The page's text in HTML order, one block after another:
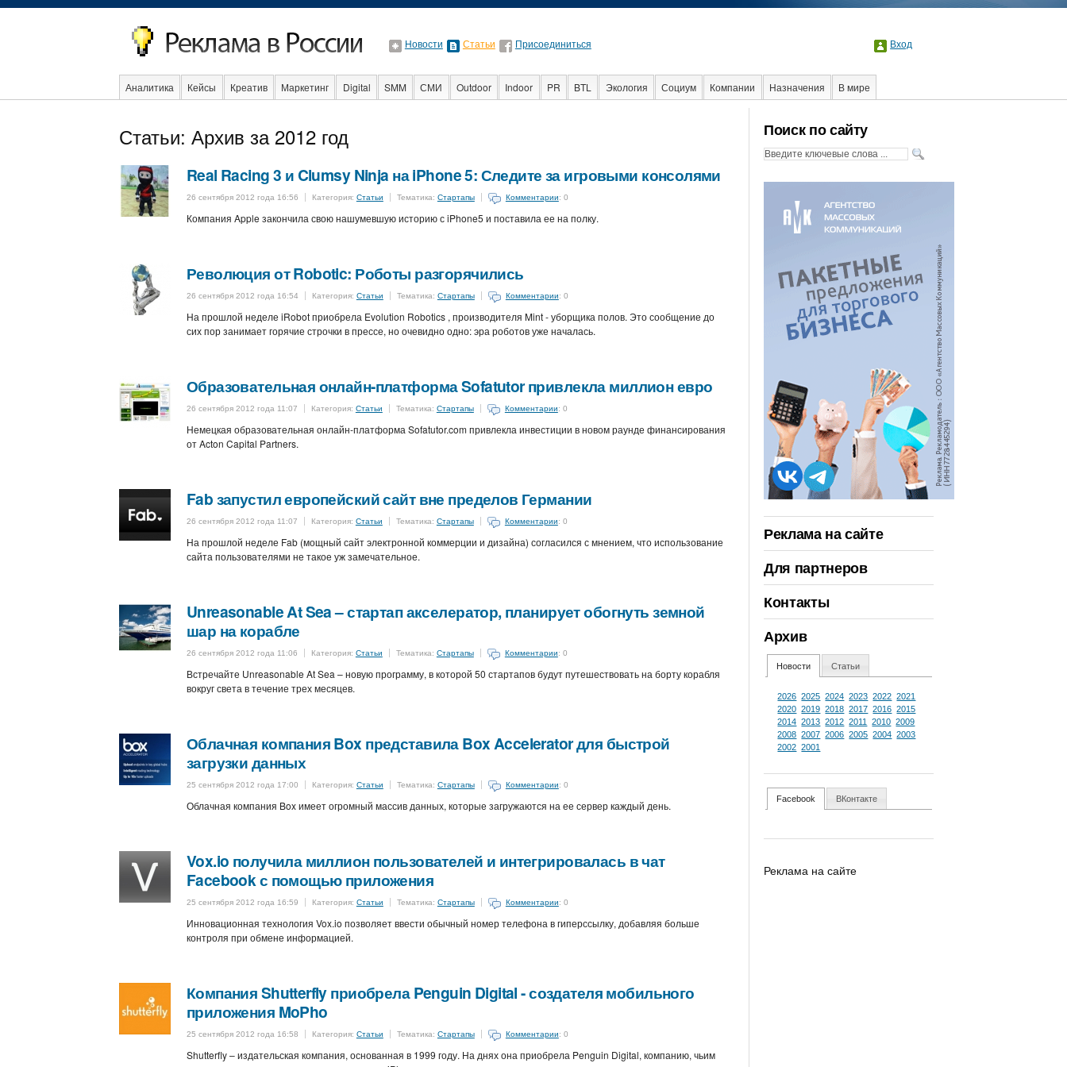
Новости Статьи Присоединиться Вход
Аналитика Кейсы Креатив Маркетинг Digital SMM СМИ Outdoor Indoor PR BTL Экология Социум Компании Назначения
В мире
Поиск по сайту
Реклама на сайте
Для партнеров
Контакты
Архив
Новости Статьи
2026 2025 2024 2023 2022 2021
2020 2019 2018 2017 2016 2015
2014 2013 2012 2011 2010 2009
2008 2007 2006 2005 2004 2003
2002 2001
Facebook ВКонтакте
Реклама на сайте
Статьи: Архив за 2012 год
Real Racing 3 и Clumsy Ninja на iPhone 5: Следите за игровыми консолями
26 сентября 2012 года 16:56 Категория: Статьи Тематика: Стартапы Комментарии: 0
Компания Apple закончила свою нашумевшую историю с iPhone5 и поставила ее на полку.
Революция от Robotic: Роботы разгорячились
26 сентября 2012 года 16:54 Категория: Статьи Тематика: Стартапы Комментарии: 0
На прошлой неделе iRobot приобрела Evolution Robotics , производителя Mint - уборщика полов. Это сообщение до
сих пор занимает горячие строчки в прессе, но очевидно одно: эра роботов уже началась.
Образовательная онлайн-платформа Sofatutor привлекла миллион евро
26 сентября 2012 года 11:07 Категория: Статьи Тематика: Стартапы Комментарии: 0
Немецкая образовательная онлайн-платформа Sofatutor.com привлекла инвестиции в новом раунде финансирования
от Acton Capital Partners.
Fab запустил европейский сайт вне пределов Германии
26 сентября 2012 года 11:07 Категория: Статьи Тематика: Стартапы Комментарии: 0
На прошлой неделе Fab (мощный сайт электронной коммерции и дизайна) согласился с мнением, что использование
сайта пользователями не такое уж замечательное.
Unreasonable At Sea – стартап акселератор, планирует обогнуть земной
шар на корабле
26 сентября 2012 года 11:06 Категория: Статьи Тематика: Стартапы Комментарии: 0
Встречайте Unreasonable At Sea – новую программу, в которой 50 стартапов будут путешествовать на борту корабля
вокруг света в течение трех месяцев.
Облачная компания Box представила Box Accelerator для быстрой
загрузки данных
25 сентября 2012 года 17:00 Категория: Статьи Тематика: Стартапы Комментарии: 0
Облачная компания Box имеет огромный массив данных, которые загружаются на ее сервер каждый день.
Vox.io получила миллион пользователей и интегрировалась в чат
Facebook с помощью приложения
25 сентября 2012 года 16:59 Категория: Статьи Тематика: Стартапы Комментарии: 0
Инновационная технология Vox.io позволяет ввести обычный номер телефона в гиперссылку, добавляя больше
контроля при обмене информацией.
Компания Shutterfly приобрела Penguin Digital - создателя мобильного
приложения MoPho
25 сентября 2012 года 16:58 Категория: Статьи Тематика: Стартапы Комментарии: 0
Shutterfly – издательская компания, основанная в 1999 году. На днях она приобрела Penguin Digital, компанию, чьим